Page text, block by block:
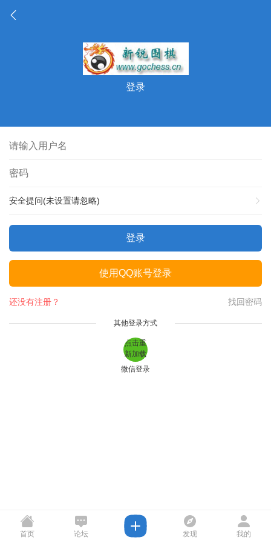
登录
安全提问(未设置请忽略)
登录
使用QQ账号登录
找回密码
还没有注册？
其他登录方式
点击重
新加载
微信登录
首页 论坛 发现 我的